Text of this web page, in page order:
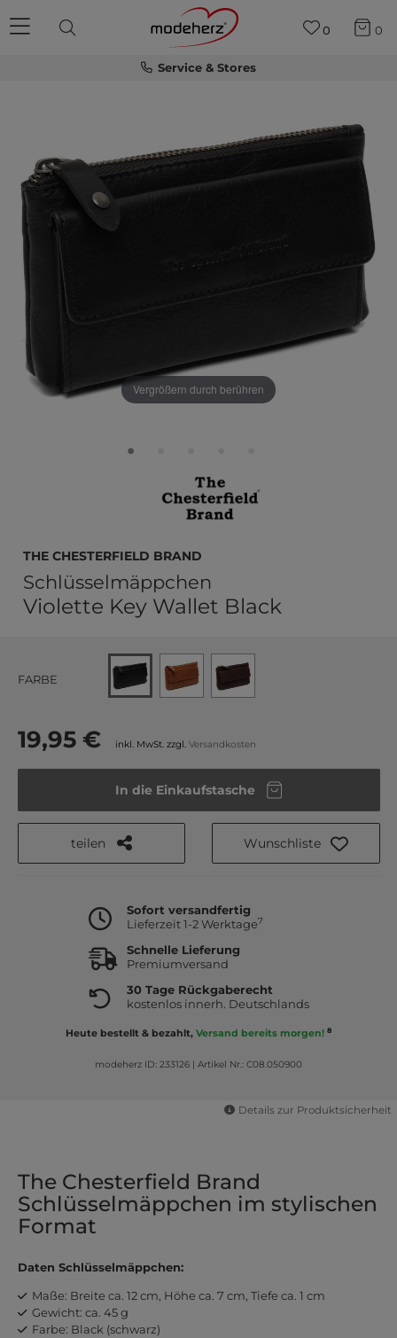
Service & Stores
0 0
Vergrößern durch berühren
The Chesterfield Brand
Schlüsselmäppchen
Violette Key Wallet Black
FARBE
19,95 € inkl. MwSt. zzgl. Versandkosten
In die Einkaufstasche
teilen Wunschliste
Sofort versandfertig
Lieferzeit 1-2 Werktage7
Schnelle Lieferung
Premiumversand
30 Tage Rückgaberecht
kostenlos innerh. Deutschlands
Heute bestellt & bezahlt, Versand bereits morgen! 8
modeherz ID: 233126 | Artikel Nr.: C08.050900
Details zur Produktsicherheit
The Chesterfield Brand
Schlüsselmäppchen im stylischen
Format
Daten Schlüsselmäppchen:
Maße: Breite ca. 12 cm, Höhe ca. 7 cm, Tiefe ca. 1 cm
Gewicht: ca. 45 g
Farbe: Black (schwarz)